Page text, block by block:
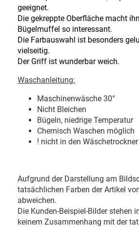
geeignet.
Die gekreppte Oberfläche macht
Bügelmuffel so interessant.
Die Farbauswahl ist besonders
vielseitig.
Der Griff ist wunderbar weich.
Waschanleitung:
Maschinenwäsche 30°
Nicht Bleichen
Bügeln, niedrige Temperatur
Chemisch Waschen möglich
! nicht in den Wäschetrockner
Aufgrund der Darstellung am
tatsächlichen Farben der Artikel
abweichen.
Die Kunden-Beispiel-Bilder stehen
keinem Zusammenhang mit der